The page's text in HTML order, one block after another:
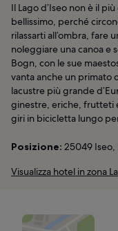
Il Lago d’Iseo non è il
bellissimo, perché
rilassarti all’ombra, fare
noleggiare una canoa e
Bogn, con le sue
vanta anche un primato
lacustre più grande
ginestre, eriche, frutteti
giri in bicicletta lungo
Posizione: 25049 Iseo,
Visualizza hotel in zona